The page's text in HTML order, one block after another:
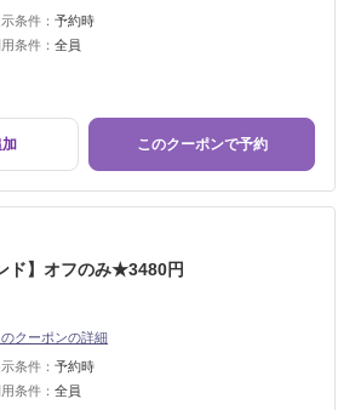
条件： 予約時
条件： 全員
このクーポンで予約
ド】オフのみ★3480円
のクーポンの詳細
条件： 予約時
条件： 全員